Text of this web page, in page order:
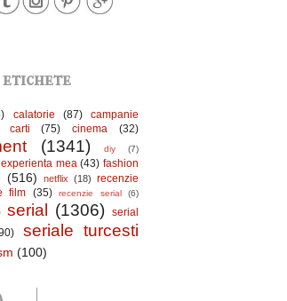
etichete
calatorie (87)
campanie
carti (75) cinema (32)
(1341) diy (7)
experienta mea (43) fashion
(516) netflix (18) recenzie
film (35) recenzie serial (6)
serial (1306) serial
seriale turcesti
(100)